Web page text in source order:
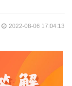
2022-08-06 17:04:13